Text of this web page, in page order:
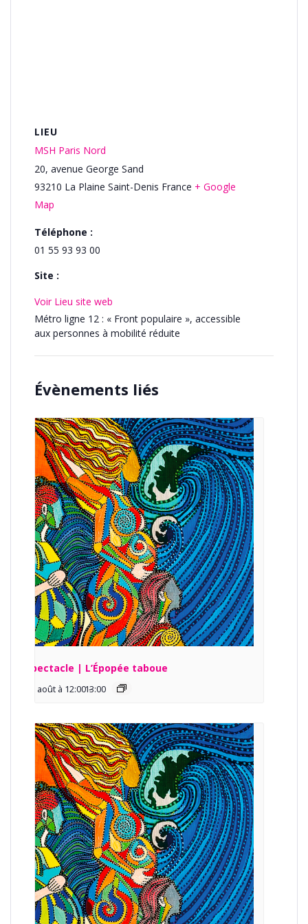
LIEU
MSH Paris Nord
20, avenue George Sand
93210 La Plaine Saint-Denis France + Google
Map
Téléphone :
01 55 93 93 00
Site :
Voir Lieu site web
Métro ligne 12 : « Front populaire », accessible
aux personnes à mobilité réduite
Évènements liés
Spectacle | L’Épopée taboue
13 août à 12:00 -
13:00